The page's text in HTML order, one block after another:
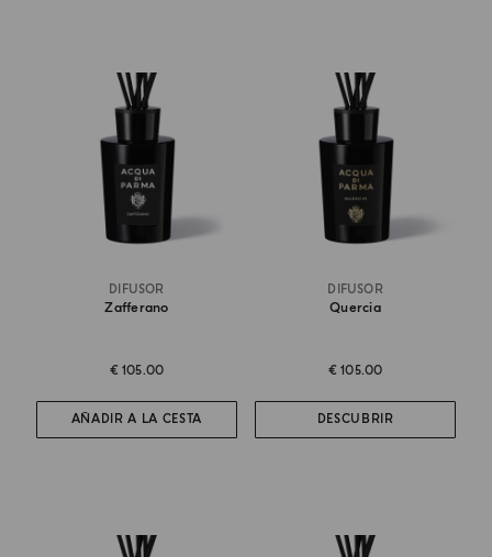
DIFUSOR
Zafferano
€ 105.00
AÑADIR A LA CESTA
DIFUSOR
Quercia
€ 105.00
DESCUBRIR